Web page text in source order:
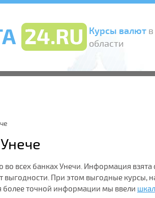
Курсы валютв
области
во всех банках Унечи. Информация
выгодности. При этом выгодные курсы,
более точной информации мы ввели